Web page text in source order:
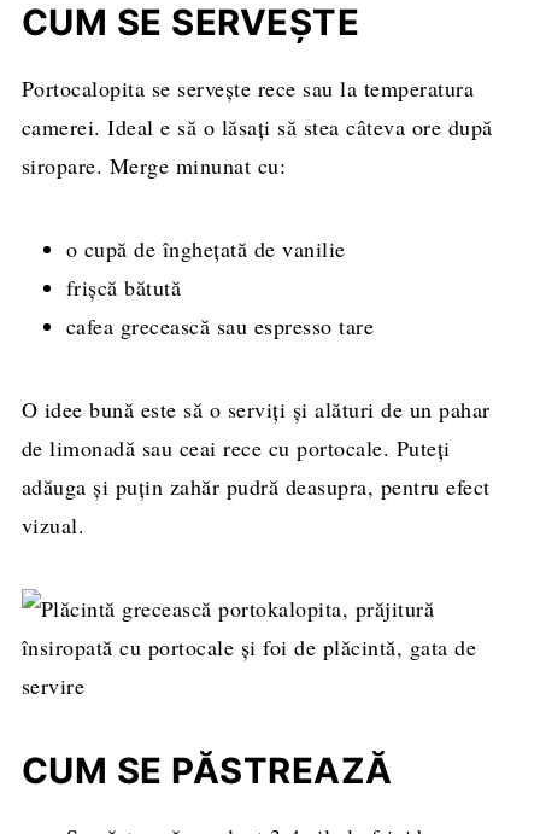
CUM SE SERVEȘTE
Portocalopita se servește rece sau la temperatura
camerei. Ideal e să o lăsați să stea câteva ore după
siropare. Merge minunat cu:
o cupă de înghețată de vanilie
frișcă bătută
cafea grecească sau espresso tare
O idee bună este să o serviți și alături de un pahar
de limonadă sau ceai rece cu portocale. Puteți
adăuga și puțin zahăr pudră deasupra, pentru efect
vizual.
CUM SE PĂSTREAZĂ